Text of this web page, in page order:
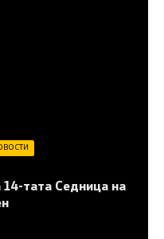
14-тата Седница на